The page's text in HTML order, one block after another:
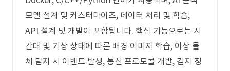
모델 설계 및 커스터마이즈, 데이터 처리 및 학습,
API 설계 및 개발이 포함됩니다. 핵심 기능으로는 시
간대 및 기상 상태에 따른 배경 이미지 학습, 이상 물
체 탐지 시 이벤트 발생, 통신 프로토콜 개발, 검지 정